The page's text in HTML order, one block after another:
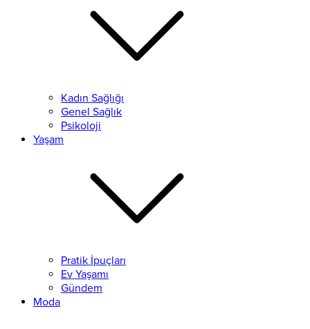
Kadın Sağlığı
Genel Sağlık
Psikoloji
Yaşam
Pratik İpuçları
Ev Yaşamı
Gündem
Moda